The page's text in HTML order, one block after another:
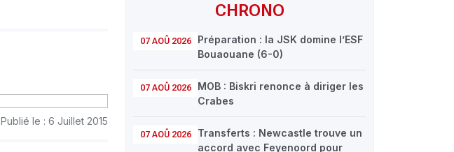
CHRONO
07 AOÛ 2026
Préparation : la JSK domine l’ESF
Bouaouane (6-0)
07 AOÛ 2026
MOB : Biskri renonce à diriger les
Crabes
07 AOÛ 2026
Transferts : Newcastle trouve un
accord avec Feyenoord pour
Publié le : 6 Juillet 2015